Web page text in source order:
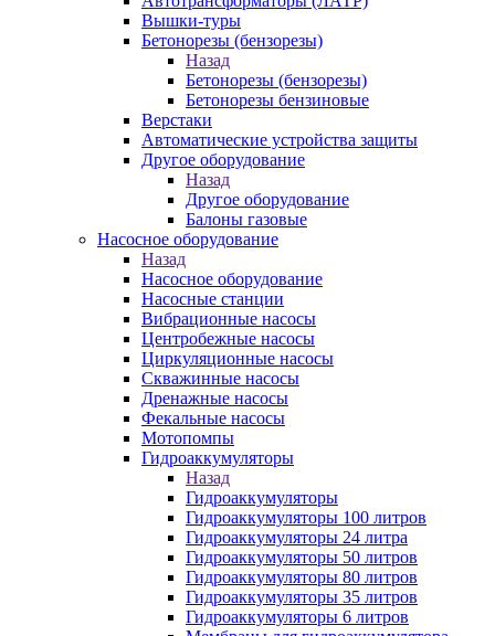
Вышки-туры
Бетонорезы (бензорезы)
Назад
Бетонорезы (бензорезы)
Бетонорезы бензиновые
Верстаки
Автоматические устройства защиты
Другое оборудование
Назад
Другое оборудование
Балоны газовые
Насосное оборудование
Назад
Насосное оборудование
Насосные станции
Вибрационные насосы
Центробежные насосы
Циркуляционные насосы
Скважинные насосы
Дренажные насосы
Фекальные насосы
Мотопомпы
Гидроаккумуляторы
Назад
Гидроаккумуляторы
Гидроаккумуляторы 100 литров
Гидроаккумуляторы 24 литра
Гидроаккумуляторы 50 литров
Гидроаккумуляторы 80 литров
Гидроаккумуляторы 35 литров
Гидроаккумуляторы 6 литров